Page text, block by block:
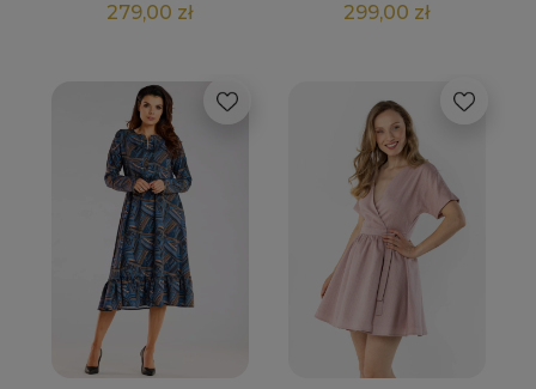
279,00 zł 299,00 zł